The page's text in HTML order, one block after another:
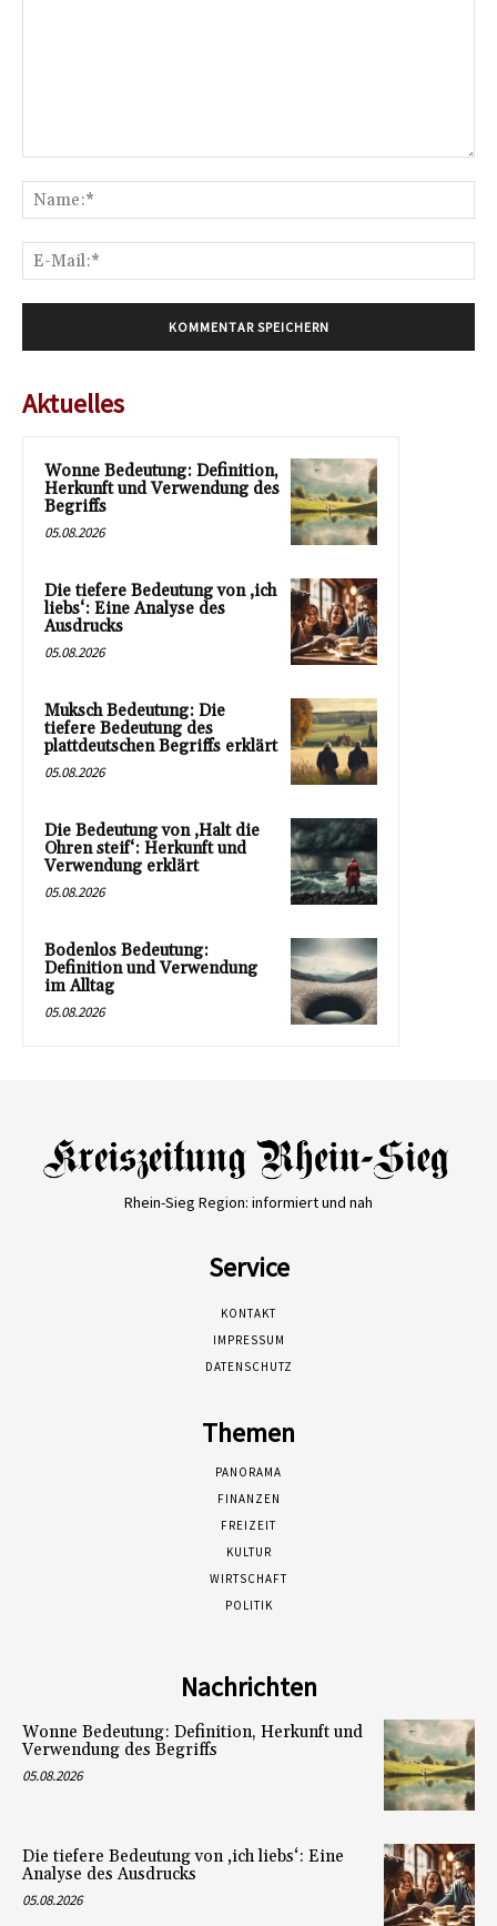
Aktuelles
Wonne Bedeutung: Definition,
Herkunft und Verwendung des
Begriffs
05.08.2026
Die tiefere Bedeutung von ‚ich
liebs‘: Eine Analyse des
Ausdrucks
05.08.2026
Muksch Bedeutung: Die
tiefere Bedeutung des
plattdeutschen Begriffs erklärt
05.08.2026
Die Bedeutung von ‚Halt die
Ohren steif‘: Herkunft und
Verwendung erklärt
05.08.2026
Bodenlos Bedeutung:
Definition und Verwendung
im Alltag
05.08.2026
Rhein-Sieg Region: informiert und nah
Service
KONTAKT
IMPRESSUM
DATENSCHUTZ
Themen
PANORAMA
FINANZEN
FREIZEIT
KULTUR
WIRTSCHAFT
POLITIK
Nachrichten
Wonne Bedeutung: Definition, Herkunft und
Verwendung des Begriffs
05.08.2026
Die tiefere Bedeutung von ‚ich liebs‘: Eine
Analyse des Ausdrucks
05.08.2026